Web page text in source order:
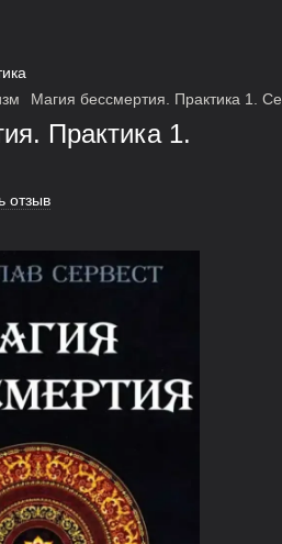
Магия бессмертия. Практика 1.
Практика 1.
отзыв